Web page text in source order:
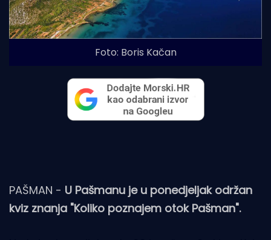
Foto: Boris Kačan
PAŠMAN - U Pašmanu je u ponedjeljak održan
kviz znanja "Koliko poznajem otok Pašman".